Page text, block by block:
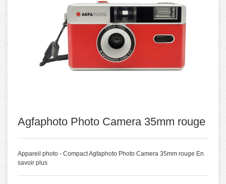
Agfaphoto Photo Camera 35mm rouge
Appareil photo - Compact Agfaphoto Photo Camera 35mm rouge En
savoir plus